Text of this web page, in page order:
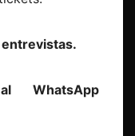
entrevistas.
WhatsApp